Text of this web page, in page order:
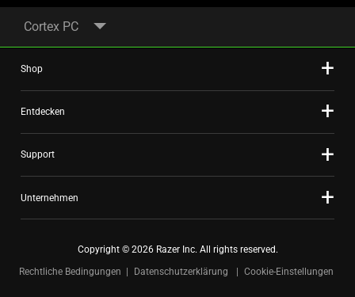
Cortex PC
Shop
Entdecken
Support
Unternehmen
Copyright © 2026 Razer Inc. All rights reserved.
Rechtliche Bedingungen
Datenschutzerklärung Cookie-Einstellungen